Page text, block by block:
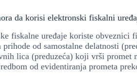
da korisi elektronski fiskalni
fiskalne uređaje koriste obveznici
prihode od samostalne delatnosti
lica (preduzeća) koji vrši promet
od evidentiranja prometa